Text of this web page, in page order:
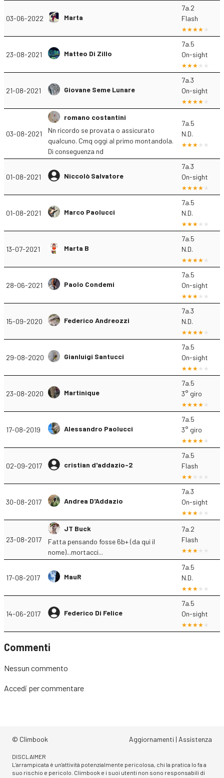
03-06-2022 Marta
7a.2
Flash
23-08-2021 Matteo Di Zillo
7a.5
On-sight
21-08-2021 Giovane Seme Lunare
7a.3
On-sight
03-08-2021
romano costantini
Nn ricordo se provata o assicurato
qualcuno. Cmq oggi al primo montandola.
Di conseguenza nd
7a.5
N.D.
01-08-2021 Niccolò Salvatore
7a.3
On-sight
01-08-2021 Marco Paolucci
7a.5
N.D.
13-07-2021 Marta B
7a.5
N.D.
28-06-2021 Paolo Condemi
7a.5
On-sight
15-09-2020 Federico Andreozzi
7a.3
N.D.
29-08-2020 Gianluigi Santucci
7a.5
On-sight
23-08-2020 Martinique
7a.5
3° giro
17-08-2019 Alessandro Paolucci
7a.5
3° giro
02-09-2017 cristian d'addazio-2
7a.5
Flash
30-08-2017 Andrea D'Addazio
7a.3
On-sight
23-08-2017
JT Buck
Fatta pensando fosse 6b+ (da qui il
nome)...mortacci...
7a.2
Flash
17-08-2017 MauR
7a.5
N.D.
14-06-2017 Federico Di Felice
7a.5
On-sight
Commenti
Nessun commento
Accedi per commentare
© Climbook Aggiornamenti | Assistenza
DISCLAIMER
L'arrampicata è un'attività potenzialmente pericolosa, chi la pratica lo fa a
suo rischio e pericolo. Climbook e i suoi utenti non sono responsabili di